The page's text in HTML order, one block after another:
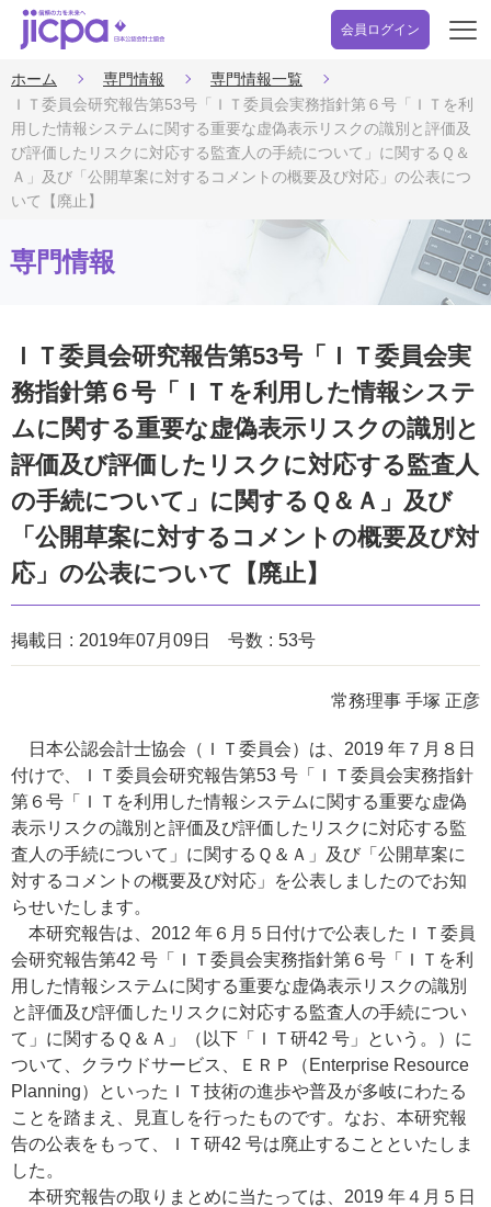
会員ログイン
開
ホーム 専門情報
専門情報一覧
ＩＴ委員会研究報告第53号「ＩＴ委員会実務指針第６号「ＩＴを利
用した情報システムに関する重要な虚偽表示リスクの識別と評価及
び評価したリスクに対応する監査人の手続について」に関するＱ＆
Ａ」及び「公開草案に対するコメントの概要及び対応」の公表につ
いて【廃止】
専門情報
ＩＴ委員会研究報告第53号「ＩＴ委員会実
務指針第６号「ＩＴを利用した情報システ
ムに関する重要な虚偽表示リスクの識別と
評価及び評価したリスクに対応する監査人
の手続について」に関するＱ＆Ａ」及び
「公開草案に対するコメントの概要及び対
応」の公表について【廃止】
掲載日 2019年07月09日 号数 53号
常務理事 手塚 正彦
日本公認会計士協会（ＩＴ委員会）は、2019 年７月８日
付けで、ＩＴ委員会研究報告第53 号「ＩＴ委員会実務指針
第６号「ＩＴを利用した情報システムに関する重要な虚偽
表示リスクの識別と評価及び評価したリスクに対応する監
査人の手続について」に関するＱ＆Ａ」及び「公開草案に
対するコメントの概要及び対応」を公表しましたのでお知
らせいたします。
本研究報告は、2012 年６月５日付けで公表したＩＴ委員
会研究報告第42 号「ＩＴ委員会実務指針第６号「ＩＴを利
用した情報システムに関する重要な虚偽表示リスクの識別
と評価及び評価したリスクに対応する監査人の手続につい
て」に関するＱ＆Ａ」（以下「ＩＴ研42 号」という。）に
ついて、クラウドサービス、ＥＲＰ（Enterprise Resource
Planning）といったＩＴ技術の進歩や普及が多岐にわたる
ことを踏まえ、見直しを行ったものです。なお、本研究報
告の公表をもって、ＩＴ研42 号は廃止することといたしま
した。
本研究報告の取りまとめに当たっては、2019 年４月５日